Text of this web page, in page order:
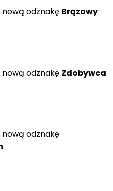
nową odznakę Brązowy
nową odznakę Zdobywca
nową odznakę